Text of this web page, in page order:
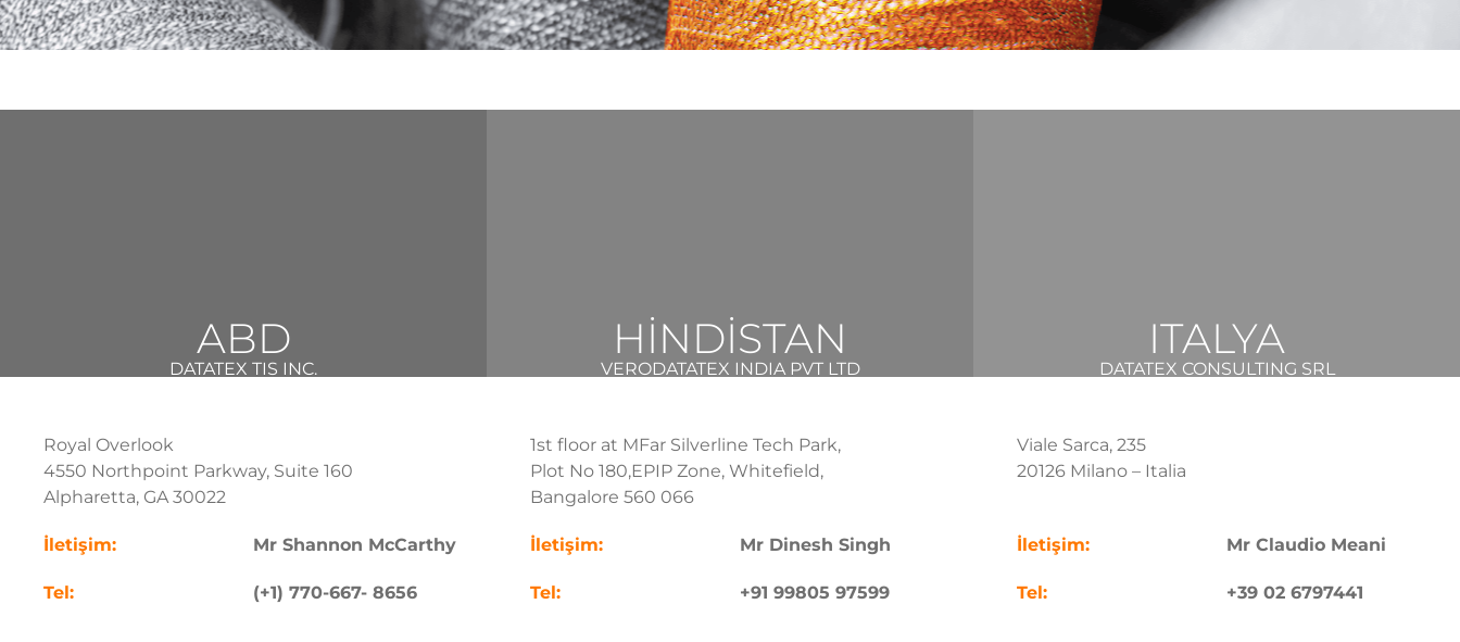
ABD
DATATEX TIS INC.
Royal Overlook
4550 Northpoint Parkway, Suite 160
Alpharetta, GA 30022
İletişim:
Tel:
Mr Shannon McCarthy
(+1) 770-667- 8656
HİNDİSTAN
VERODATATEX INDIA PVT LTD
1st floor at MFar Silverline Tech Park,
Plot No 180,EPIP Zone, Whitefield,
Bangalore 560 066
İletişim:
Tel:
Mr Dinesh Singh
+91 99805 97599
ITALYA
DATATEX CONSULTING SRL
Viale Sarca, 235
20126 Milano – Italia
İletişim:
Tel:
Mr Claudio Meani
+39 02 6797441